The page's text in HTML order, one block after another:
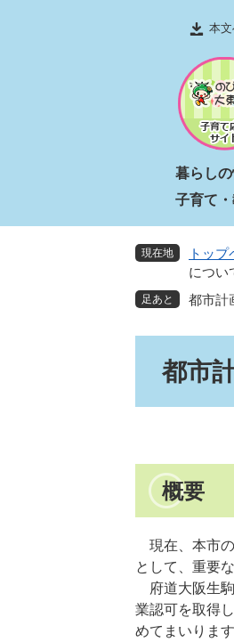
文
本文
暮らし
子育て
現在地 トップ
につい
都市計
都市
概要
現在、本市の
として、重要
府道大阪生駒
業認可を取得
めてまいります